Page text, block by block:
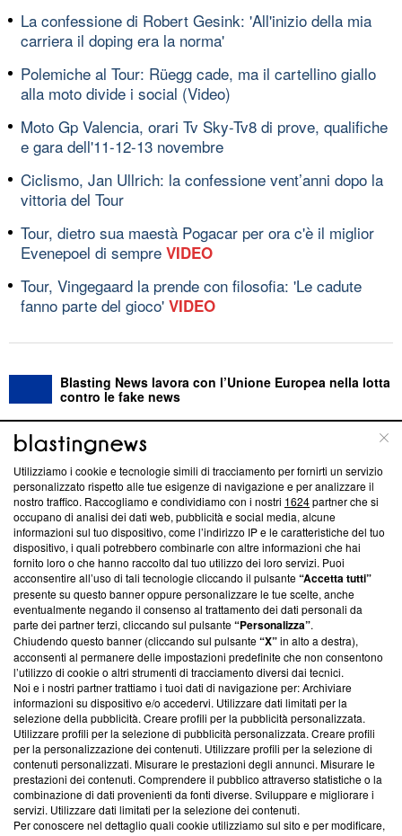
La confessione di Robert Gesink: 'All'inizio della mia
carriera il doping era la norma'
Polemiche al Tour: Rüegg cade, ma il cartellino giallo
alla moto divide i social (Video)
Moto Gp Valencia, orari Tv Sky-Tv8 di prove, qualifiche
e gara dell'11-12-13 novembre
Ciclismo, Jan Ullrich: la confessione vent’anni dopo la
vittoria del Tour
Tour, dietro sua maestà Pogacar per ora c'è il miglior
Evenepoel di sempre VIDEO
Tour, Vingegaard la prende con filosofia: 'Le cadute
fanno parte del gioco' VIDEO
Blasting News lavora con l’Unione Europea nella lotta
contro le fake news
ABOUT LINEA EDITORIALE
Questa sezione offre informazioni trasparenti su Blasting
News, sui nostri processi editoriali e su come ci impegniamo a
creare news di qualità. Inoltre, afferma la nostra aderenza a
‘Trust Project - News with Integrity’Blasting News non è
ancora membro del programma, ma ha richiesto di farne
parte; Trust Project non ha ancora effettuato una verifica di
conformità agli standard.
Su di noi
Team editoriale
Corporate
Redazione
Informativa Privacy
Cookie Policy
Blasting SA, IDI CHE-247.845.224, Via Carlo Frasca, 3 - 6900
Utilizziamo i cookie e tecnologie simili di tracciamento per fornirti un servizio
personalizzato rispetto alle tue esigenze di navigazione e per analizzare il
nostro traffico. Raccogliamo e condividiamo con i nostri 1624partner che si
occupano di analisi dei dati web, pubblicità e social media, alcune
informazioni sul tuo dispositivo, come l’indirizzo IP e le caratteristiche del tuo
dispositivo, i quali potrebbero combinarle con altre informazioni che hai
fornito loro o che hanno raccolto dal tuo utilizzo dei loro servizi. Puoi
acconsentire all’uso di tali tecnologie cliccando il pulsante“Accetta tutti”
presente su questo banner oppure personalizzare le tue scelte, anche
eventualmente negando il consenso al trattamento dei dati personali da
parte dei partner terzi, cliccando sul pulsante“Personalizza”.
Chiudendo questo banner (cliccando sul pulsante“X”in alto a destra),
acconsenti al permanere delle impostazioni predefinite che non consentono
l’utilizzo di cookie o altri strumenti di tracciamento diversi dai tecnici.
Noi e i nostri partner trattiamo i tuoi dati di navigazione per: Archiviare
informazioni su dispositivo e/o accedervi. Utilizzare dati limitati per la
selezione della pubblicità. Creare profili per la pubblicità personalizzata.
Utilizzare profili per la selezione di pubblicità personalizzata. Creare profili
per la personalizzazione dei contenuti. Utilizzare profili per la selezione di
contenuti personalizzati. Misurare le prestazioni degli annunci. Misurare le
prestazioni dei contenuti. Comprendere il pubblico attraverso statistiche o la
combinazione di dati provenienti da fonti diverse. Sviluppare e migliorare i
servizi. Utilizzare dati limitati per la selezione dei contenuti.
Per conoscere nel dettaglio quali cookie utilizziamo sul sito e per modificare,